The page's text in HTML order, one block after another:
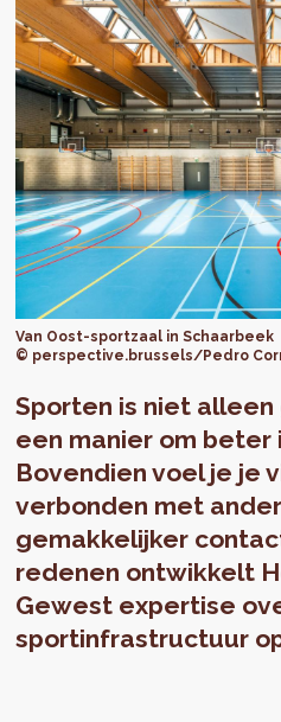
Van Oost-sportzaal in Schaarbeek
© perspective.brussels/Pedro
Sporten is niet
een manier om beter
Bovendien voel je je
verbonden met
gemakkelijker
redenen ontwikkelt
Gewest expertise
sportinfrastructuur